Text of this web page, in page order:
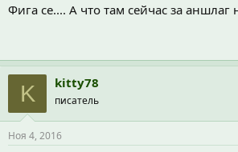
Фига се.... А что там сейчас за аншлаг
K kitty78
писатель
Ноя 4, 2016